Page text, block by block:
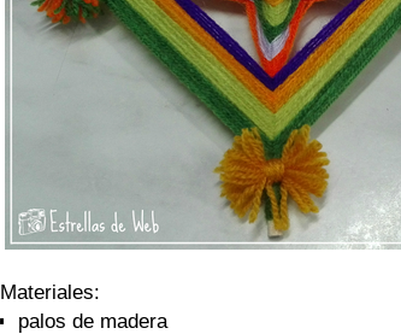
Materiales:
palos de madera